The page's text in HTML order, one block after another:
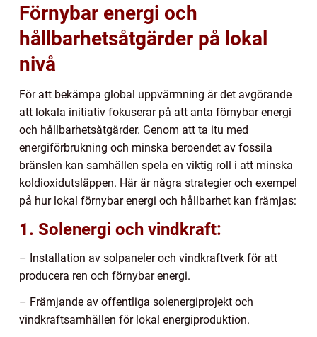
Förnybar energi och
hållbarhetsåtgärder på lokal
nivå
För att bekämpa global uppvärmning är det avgörande
att lokala initiativ fokuserar på att anta förnybar energi
och hållbarhetsåtgärder. Genom att ta itu med
energiförbrukning och minska beroendet av fossila
bränslen kan samhällen spela en viktig roll i att minska
koldioxidutsläppen. Här är några strategier och exempel
på hur lokal förnybar energi och hållbarhet kan främjas:
1. Solenergi och vindkraft:
– Installation av solpaneler och vindkraftverk för att
producera ren och förnybar energi.
– Främjande av offentliga solenergiprojekt och
vindkraftsamhällen för lokal energiproduktion.